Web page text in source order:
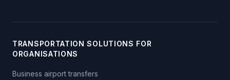
TRANSPORTATION SOLUTIONS FOR
ORGANISATIONS
Business airport transfers